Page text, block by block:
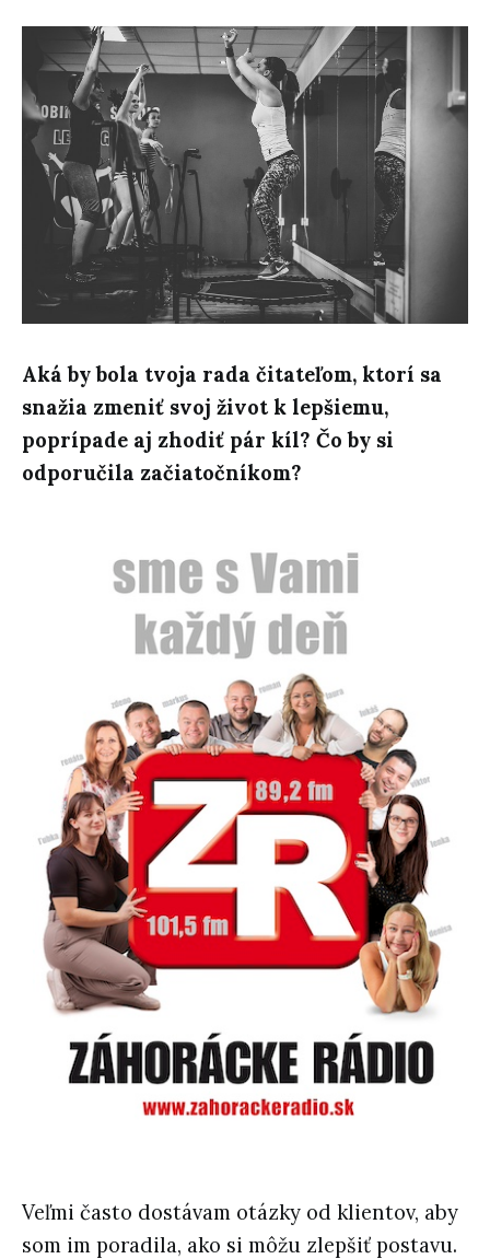
Aká by bola tvoja rada čitateľom, ktorí sa
snažia zmeniť svoj život k lepšiemu,
poprípade aj zhodiť pár kíl? Čo by si
odporučila začiatočníkom?
Veľmi často dostávam otázky od klientov, aby
som im poradila, ako si môžu zlepšiť postavu.